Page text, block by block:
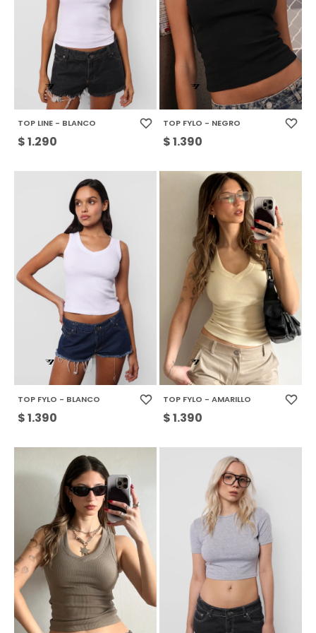
TOP LINE - BLANCO
$1.290
TOP FYLO - NEGRO
$1.390
TOP FYLO - BLANCO
$1.390
TOP FYLO - AMARILLO
$1.390